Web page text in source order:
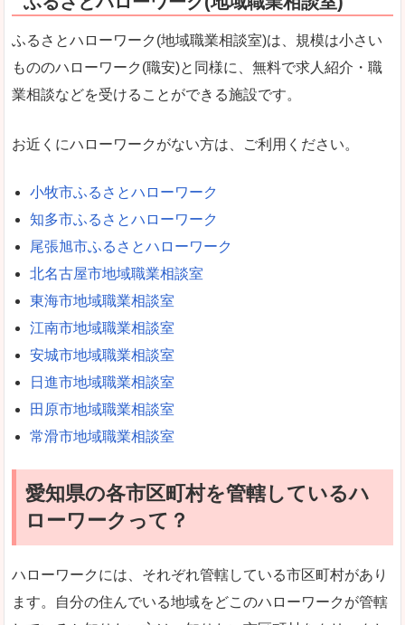
ふるさとハローワーク(地域職業相談室)は、規模は小さい
もののハローワーク(職安)と同様に、無料で求人紹介・職
業相談などを受けることができる施設です。
お近くにハローワークがない方は、ご利用ください。
小牧市ふるさとハローワーク
知多市ふるさとハローワーク
尾張旭市ふるさとハローワーク
北名古屋市地域職業相談室
東海市地域職業相談室
江南市地域職業相談室
安城市地域職業相談室
日進市地域職業相談室
田原市地域職業相談室
常滑市地域職業相談室
愛知県の各市区町村を管轄しているハ
ローワークって？
ハローワークには、それぞれ管轄している市区町村があり
ます。自分の住んでいる地域をどこのハローワークが管轄